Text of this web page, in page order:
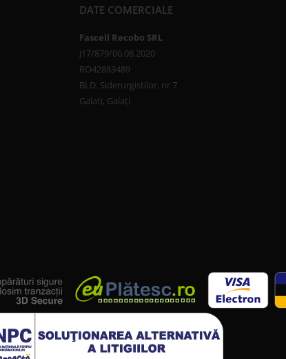
DATE COMERCIALE
Fascell Recobo SRL
J17/879/06.08.2020
RO42883489
BLD. Siderurgistilor, nr 7
Galati, Galați